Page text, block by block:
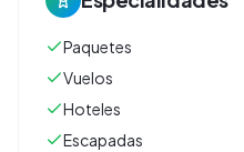
Paquetes
Vuelos
Hoteles
Escapadas